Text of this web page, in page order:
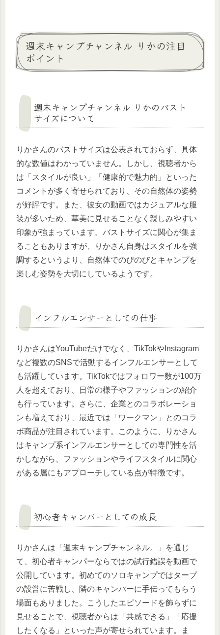
週末キャンプチャンネル りかの注目
ポイント
週末キャンプチャンネル りかのバスト
サイズについて
りかさんのバストサイズは公表されておらず、具体
的な数値はわかっていません。しかし、視聴者から
は「スタイルが良い」「健康的で魅力的」といった
コメントが多く寄せられており、その自然体の姿勢
が好評です。また、彼女の動画ではカジュアルな服
装が多いため、華美に見せることなく親しみやすい
印象が強まっています。バストサイズに関心が集ま
ることもありますが、りかさん自身はスタイルを強
調するというより、自然体でのびのびとキャンプを
楽しむ姿勢を大切にしているようです。
インフルエンサーとしての仕事
りかさんはYouTubeだけでなく、TikTokやInstagram
など複数のSNSで活動するインフルエンサーとして
も活躍しています。TikTokではフォロワー数が100万
人を超えており、日常の様子やファッションの紹介
も行っています。さらに、企業とのコラボレーショ
ンも増えており、最近では「ワークマン」とのコラ
ボ商品が注目されています。このように、りかさん
はキャンプ系インフルエンサーとしての専門性を活
かしながら、ファッションやライフスタイルに関心
がある層にもアプローチしている点が特徴です。
初心者キャンパーとしての成長
りかさんは「週末キャンプチャンネル。」を通じ
て、初心者キャンパーならではの試行錯誤を動画で
公開しています。初めてのソロキャンプではタープ
の設営に苦戦し、隣のキャンパーに手伝ってもらう
場面もありました。こうしたエピソードを飾らずに
見せることで、視聴者からは「共感できる」「応援
したくなる」といった声が寄せられています。ま